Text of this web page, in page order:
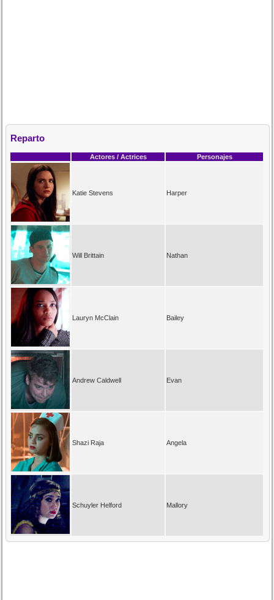
Reparto
Actores / Actrices Personajes
Katie Stevens Harper
Will Brittain Nathan
Lauryn McClain Bailey
Andrew Caldwell Evan
Shazi Raja Angela
Schuyler Helford Mallory